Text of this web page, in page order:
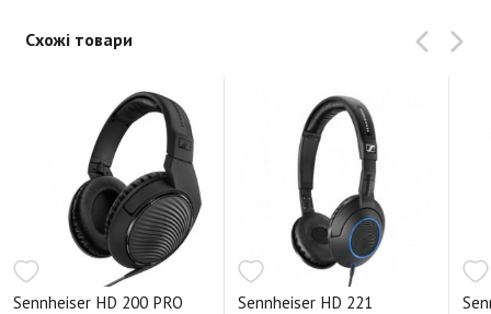
Схожі товари
Sennheiser HD 200 PRO Sennheiser HD 221